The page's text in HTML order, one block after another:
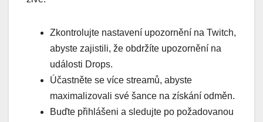
Zkontrolujte nastavení upozornění na Twitch,
abyste zajistili, že obdržíte upozornění na
události Drops.
Účastněte se více streamů, abyste
maximalizovali své šance na získání odměn.
Buďte přihlášeni a sledujte po požadovanou